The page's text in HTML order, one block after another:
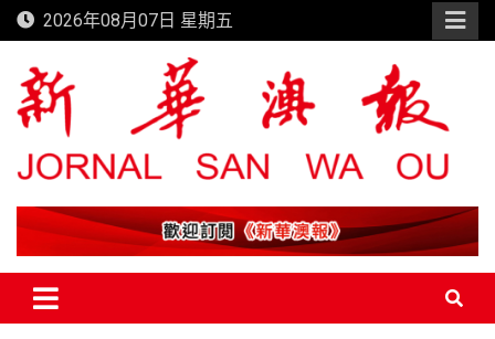
Skip
to
content
2026年08月07日 星期五
新華澳報